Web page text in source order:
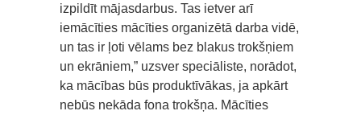
izpildīt mājasdarbus. Tas ietver arī
iemācīties mācīties organizētā darba vidē,
un tas ir ļoti vēlams bez blakus trokšņiem
un ekrāniem,” uzsver speciāliste, norādot,
ka mācības būs produktīvākas, ja apkārt
nebūs nekāda fona trokšņa. Mācīties